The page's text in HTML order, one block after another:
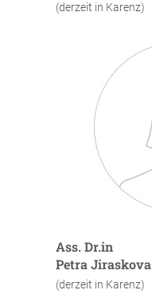
(derzeit in Karenz)
Ass. Dr.in
Petra Jiraskova
(derzeit in Karenz)